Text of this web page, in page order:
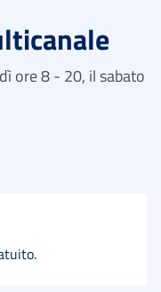
ore 8 - 20, il sabato